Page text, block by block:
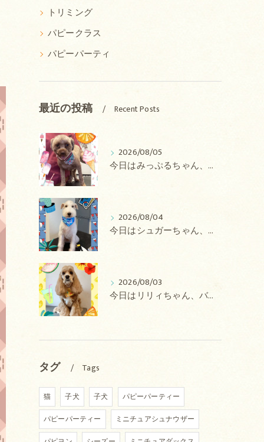
トリミング
パピークラス
パピーパーティ
最近の投稿 Recent Posts
2026/08/05
今日はみっぷるちゃん、アトムちゃん、こたろうちゃん、ルルちゃん、アンジュちゃん、がぶちゃんのトリミングの紹介です【奈良のエース動物病院】
2026/08/04
今日はシュガーちゃん、あずきちゃん、ミルキーちゃん、コロンちゃん、ココちゃんのトリミングの紹介です【奈良のエース動物病院】
2026/08/03
今日はリリィちゃん、バディちゃん、プティちゃん、ナッツちゃん、レンちゃんのトリミングの紹介です【奈良のエース動物病院】
タグ Tags
猫 子犬 子犬
パピーパーティー
パピーパーティー
ミニチュアシュナウザー